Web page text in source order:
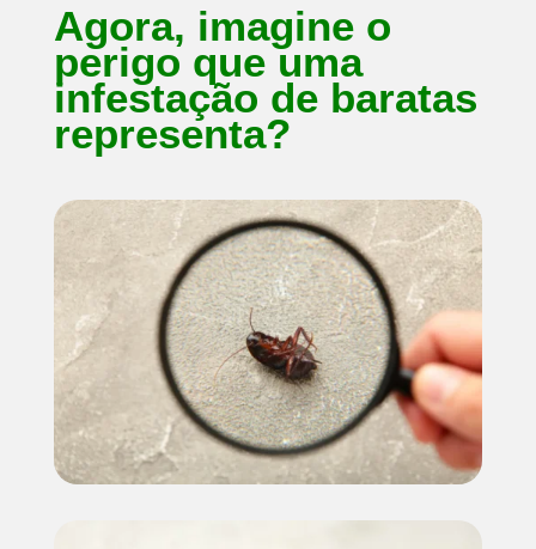
Agora, imagine o
perigo que uma
infestação de baratas
representa?